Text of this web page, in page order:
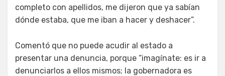
completo con apellidos, me dijeron que ya sabían
dónde estaba, que me iban a hacer y deshacer”.
Comentó que no puede acudir al estado a
presentar una denuncia, porque “imagínate: es ir a
denunciarlos a ellos mismos; la gobernadora es